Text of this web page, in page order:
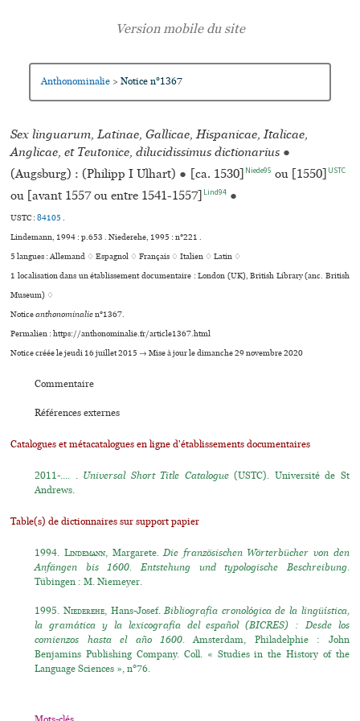
Anthonominalie > Notice n°1367
Sex linguarum, Latinae, Gallicae, Hispanicae, Italicae,
Anglicae, et Teutonice, dilucidissimus dictionarius ●
(Augsburg) : (Philipp I Ulhart) ● [ca. 1530] Niede95 ou [1550] USTC
ou [avant 1557 ou entre 1541-1557] Lind94 ●
USTC :84105.
Lindemann, 1994 : p.653 . Niederehe, 1995 : n°221 .
5 langues :Allemand ♢Espagnol ♢Français ♢Italien ♢Latin ♢
1 localisation dans un établissement documentaire : London (UK), British Library (anc. British
Museum) ♢
Noticeanthonominalien°1367.
Permalien : https://anthonominalie.fr/article1367.html
Notice créée le jeudi 16 juillet 2015 → Mise à jour le dimanche 29 novembre 2020
Commentaire
Références externes
Catalogues et métacatalogues en ligne d'établissements documentaires
2011-.... . Universal Short Title Catalogue(USTC). Université de St
Andrews.
Table(s) de dictionnaires sur support papier
1994.Lindemann, Margarete.Die französischen Wörterbücher von den
Anfängen bis 1600. Entstehung und typologische Beschreibung.
Tübingen : M. Niemeyer.
1995.Niederehe, Hans-Josef.Bibliografía cronológica de la lingüística,
la gramática y la lexicografía del español (BICRES) : Desde los
comienzos hasta el año 1600. Amsterdam, Philadelphie : John
Benjamins Publishing Company. Coll. « Studies in the History of the
Language Sciences », n°76.